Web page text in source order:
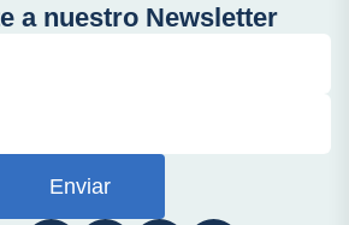
a nuestro Newsletter
Enviar